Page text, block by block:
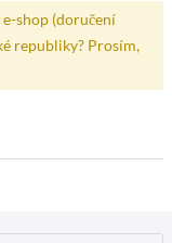
shop (doručení
republiky? Prosím,